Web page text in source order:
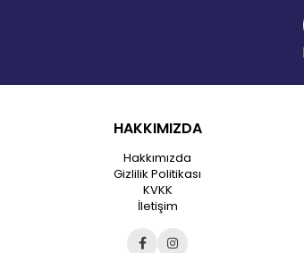
HAKKIMIZDA
Hakkımızda
Gizlilik Politikası
KVKK
İletişim